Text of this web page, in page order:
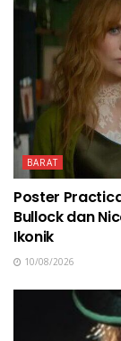
BARAT
Poster
Bullock dan
Ikonik
10/08/2026